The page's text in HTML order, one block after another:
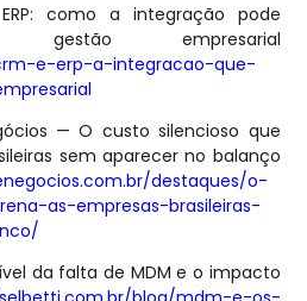
como a integração pode
empresarial
e-erp-a-integracao-que-
— O custo silencioso que
sem aparecer no balanço
destaques/o-
as-empresas-brasileiras-
da falta de MDM e o impacto